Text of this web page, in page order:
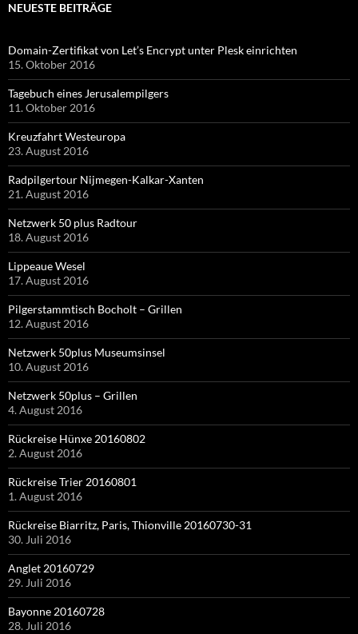
NEUESTE BEITRÄGE
Domain-Zertifikat von Let’s Encrypt unter Plesk einrichten
15. Oktober 2016
Tagebuch eines Jerusalempilgers
11. Oktober 2016
Kreuzfahrt Westeuropa
23. August 2016
Radpilgertour Nijmegen-Kalkar-Xanten
21. August 2016
Netzwerk 50 plus Radtour
18. August 2016
Lippeaue Wesel
17. August 2016
Pilgerstammtisch Bocholt – Grillen
12. August 2016
Netzwerk 50plus Museumsinsel
10. August 2016
Netzwerk 50plus – Grillen
4. August 2016
Rückreise Hünxe 20160802
2. August 2016
Rückreise Trier 20160801
1. August 2016
Rückreise Biarritz, Paris, Thionville 20160730-31
30. Juli 2016
Anglet 20160729
29. Juli 2016
Bayonne 20160728
28. Juli 2016